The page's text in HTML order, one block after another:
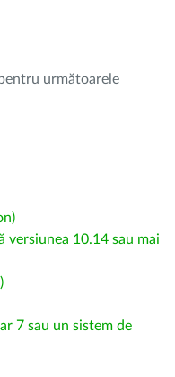
următoarele
versiunea 10.14 sau mai
7 sau un sistem de